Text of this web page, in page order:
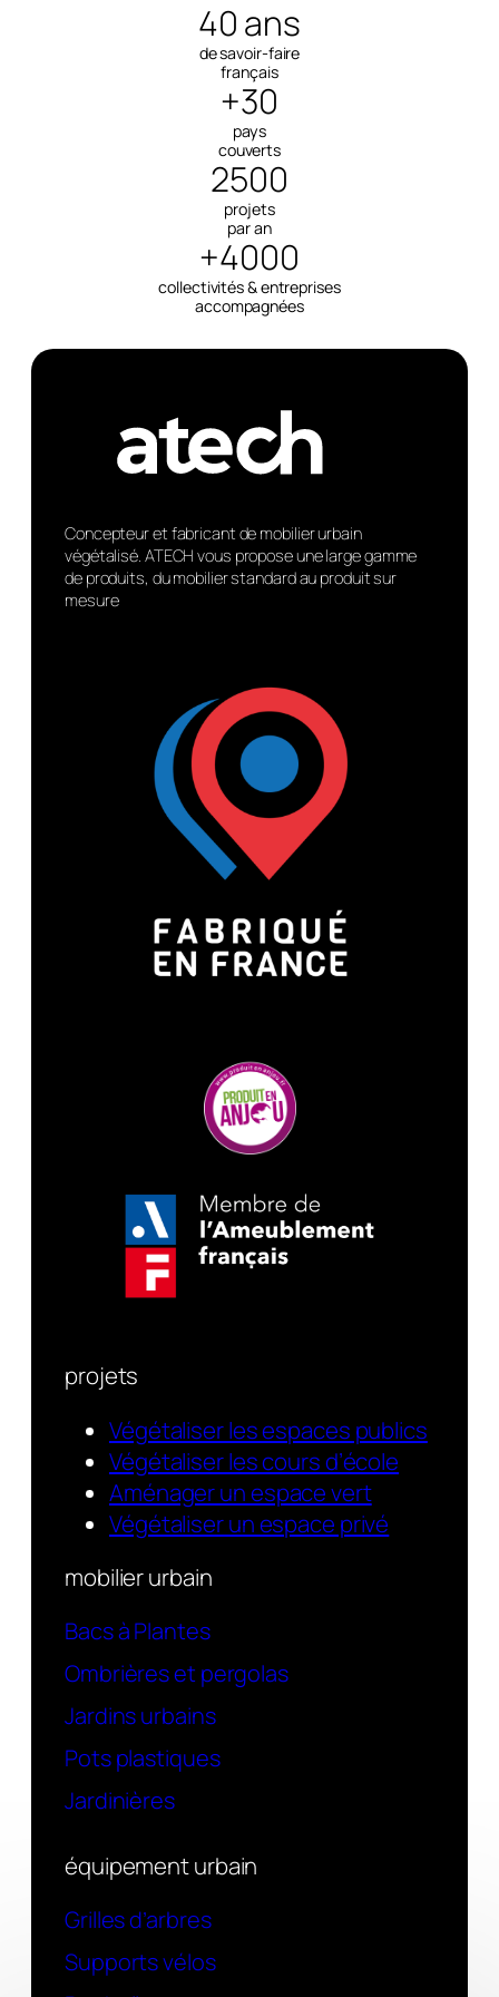
40 ans
de savoir-faire
français
+30
pays
couverts
2500
projets
par an
+4000
collectivités & entreprises
accompagnées
Concepteur et fabricant de mobilier urbain
végétalisé. ATECH vous propose une large gamme
de produits, du mobilier standard au produit sur
mesure
projets
Végétaliser les espaces publics
Végétaliser les cours d’école
Aménager un espace vert
Végétaliser un espace privé
mobilier urbain
Bacs à Plantes
Ombrières et pergolas
Jardins urbains
Pots plastiques
Jardinières
équipement urbain
Grilles d’arbres
Supports vélos